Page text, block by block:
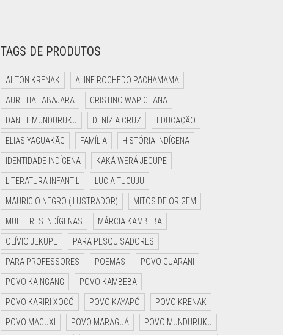
TAGS DE PRODUTOS
AILTON KRENAK ALINE ROCHEDO PACHAMAMA
AURITHA TABAJARA CRISTINO WAPICHANA
DANIEL MUNDURUKU DENÍZIA CRUZ EDUCAÇÃO
ELIAS YAGUAKÃG FAMÍLIA HISTÓRIA INDÍGENA
IDENTIDADE INDÍGENA KAKÁ WERÁ JECUPE
LITERATURA INFANTIL LUCIA TUCUJU
MAURICIO NEGRO (ILUSTRADOR) MITOS DE ORIGEM
MULHERES INDÍGENAS MÁRCIA KAMBEBA
OLÍVIO JEKUPE PARA PESQUISADORES
PARA PROFESSORES POEMAS POVO GUARANI
POVO KAINGANG POVO KAMBEBA
POVO KARIRI XOCÓ POVO KAYAPÓ POVO KRENAK
POVO MACUXI POVO MARAGUÁ POVO MUNDURUKU